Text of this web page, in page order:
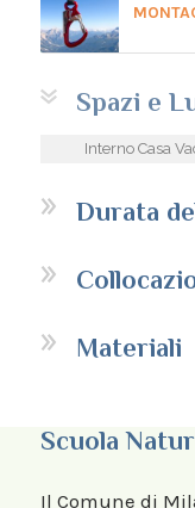
Spazi e
Interno Casa
Durata
Materiali
Scuola
Il Comune di